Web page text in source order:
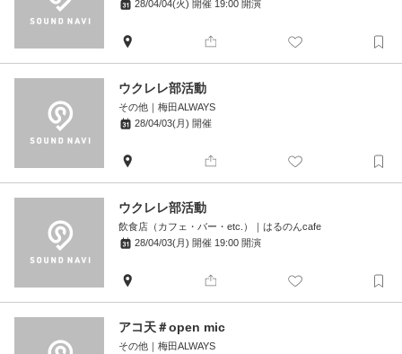
28/04/04(火) 開催 19:00 開演
ウクレレ部活動
その他 ｜ 梅田ALWAYS
28/04/03(月) 開催
ウクレレ部活動
飲食店（カフェ・バー・etc.） ｜ はるのんcafe
28/04/03(月) 開催 19:00 開演
アコ天＃open mic
その他 ｜ 梅田ALWAYS